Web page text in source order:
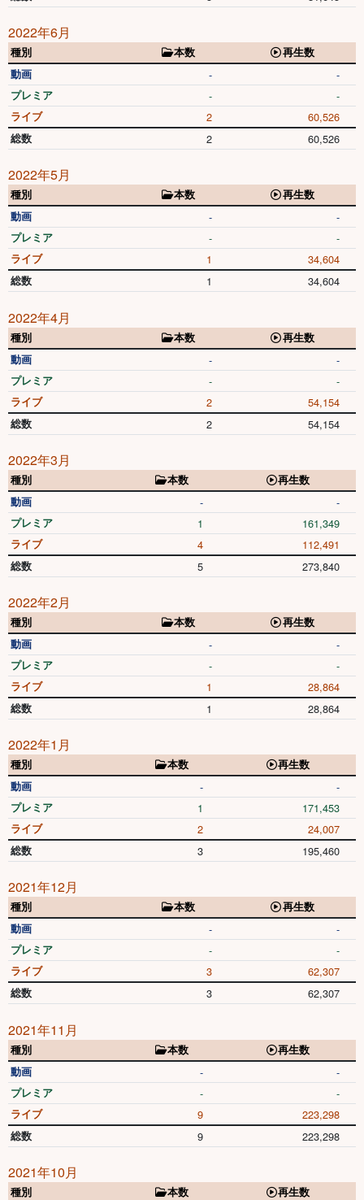
2022年6月
種別 本数
再生数
動画
- -
プレミア - -
ライブ 2 60,526
総数 2 60,526
2022年5月
種別 本数
再生数
動画
- -
プレミア - -
ライブ 1 34,604
総数 1 34,604
2022年4月
種別 本数
再生数
動画
- -
プレミア - -
ライブ 2 54,154
総数 2 54,154
2022年3月
種別 本数
再生数
動画
- -
プレミア 1 161,349
ライブ 4 112,491
総数 5 273,840
2022年2月
種別 本数
再生数
動画
- -
プレミア - -
ライブ 1 28,864
総数 1 28,864
2022年1月
種別 本数
再生数
動画
- -
プレミア 1 171,453
ライブ 2 24,007
総数 3 195,460
2021年12月
種別 本数
再生数
動画
- -
プレミア - -
ライブ 3 62,307
総数 3 62,307
2021年11月
種別 本数
再生数
動画
- -
プレミア - -
ライブ 9 223,298
総数 9 223,298
2021年10月
種別 本数
再生数